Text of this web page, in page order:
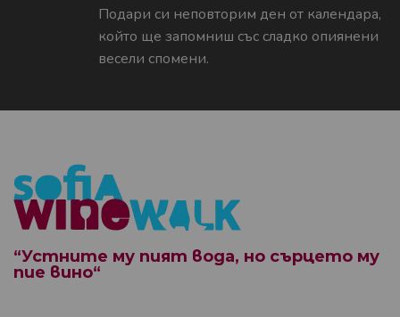
Подари си неповторим ден от календара,
който ще запомниш със сладко опиянени
весели спомени.
“Устните му пият вода, но сърцето му
пие вино“